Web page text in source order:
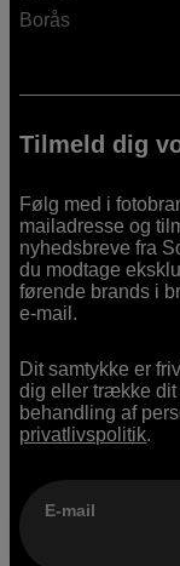
Borås
Tilmeld dig
Følg med i
mailadresse og
nyhedsbreve fra
du modtage
førende brands i
e-mail.
Dit samtykke er
dig eller trække
behandling af
privatlivspolitik.
E-mail